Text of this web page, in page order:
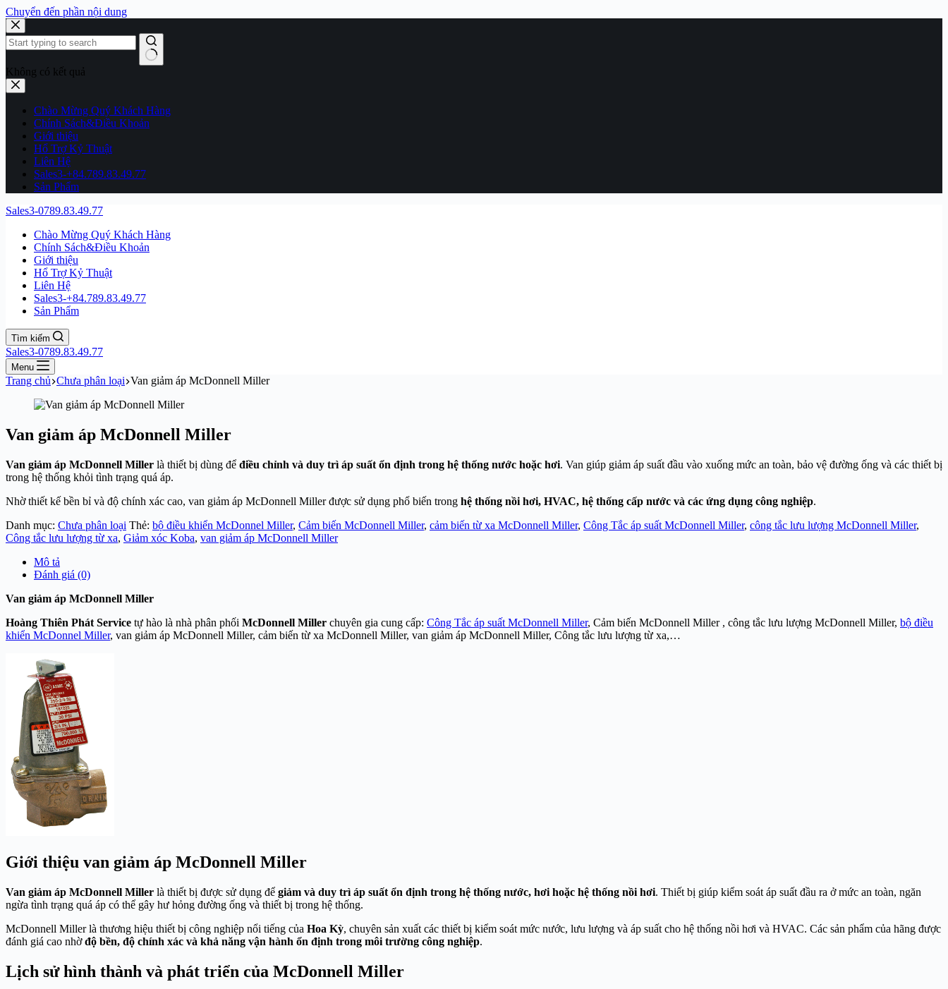
Chuyển đến phần nội dung
Không có kết quả
Chào Mừng Quý Khách Hàng
Chính Sách&Điều Khoản
Giới thiệu
Hổ Trợ Kỷ Thuật
Liên Hệ
Sales3-+84.789.83.49.77
Sản Phẩm
Sales3-0789.83.49.77
Chào Mừng Quý Khách Hàng
Chính Sách&Điều Khoản
Giới thiệu
Hổ Trợ Kỷ Thuật
Liên Hệ
Sales3-+84.789.83.49.77
Sản Phẩm
Tìm kiếm
Sales3-0789.83.49.77
Menu
Trang chủ Chưa phân loại Van giảm áp McDonnell Miller
Van giảm áp McDonnell Miller
Van giảm áp McDonnell Miller là thiết bị dùng để điều chỉnh và duy trì áp suất ổn định trong hệ thống nước hoặc hơi. Van giúp giảm áp suất đầu vào xuống mức an toàn, bảo vệ đường ống và các thiết bị
trong hệ thống khỏi tình trạng quá áp.
Nhờ thiết kế bền bỉ và độ chính xác cao, van giảm áp McDonnell Miller được sử dụng phổ biến trong hệ thống nồi hơi, HVAC, hệ thống cấp nước và các ứng dụng công nghiệp.
Danh mục: Chưa phân loại Thẻ: bộ điều khiển McDonnel Miller, Cảm biến McDonnell Miller, cảm biến từ xa McDonnell Miller, Công Tắc áp suất McDonnell Miller, công tắc lưu lượng McDonnell Miller,
Công tắc lưu lượng từ xa, Giảm xóc Koba, van giảm áp McDonnell Miller
Mô tả
Đánh giá (0)
Van giảm áp McDonnell Miller
Hoàng Thiên Phát Service tự hào là nhà phân phối McDonnell Miller chuyên gia cung cấp: Công Tắc áp suất McDonnell Miller, Cảm biến McDonnell Miller , công tắc lưu lượng McDonnell Miller, bộ điều
khiển McDonnel Miller, van giảm áp McDonnell Miller, cảm biến từ xa McDonnell Miller, van giảm áp McDonnell Miller, Công tắc lưu lượng từ xa,…
Giới thiệu van giảm áp McDonnell Miller
Van giảm áp McDonnell Miller là thiết bị được sử dụng để giảm và duy trì áp suất ổn định trong hệ thống nước, hơi hoặc hệ thống nồi hơi. Thiết bị giúp kiểm soát áp suất đầu ra ở mức an toàn, ngăn
ngừa tình trạng quá áp có thể gây hư hỏng đường ống và thiết bị trong hệ thống.
McDonnell Miller là thương hiệu thiết bị công nghiệp nổi tiếng của Hoa Kỳ, chuyên sản xuất các thiết bị kiểm soát mức nước, lưu lượng và áp suất cho hệ thống nồi hơi và HVAC. Các sản phẩm của hãng được
đánh giá cao nhờđộ bền, độ chính xác và khả năng vận hành ổn định trong môi trường công nghiệp.
Lịch sử hình thành và phát triển của McDonnell Miller